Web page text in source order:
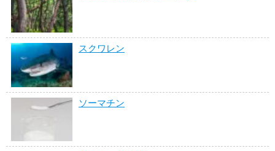
スクワレン
ソーマチン